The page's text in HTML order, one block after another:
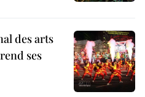
des arts
ses